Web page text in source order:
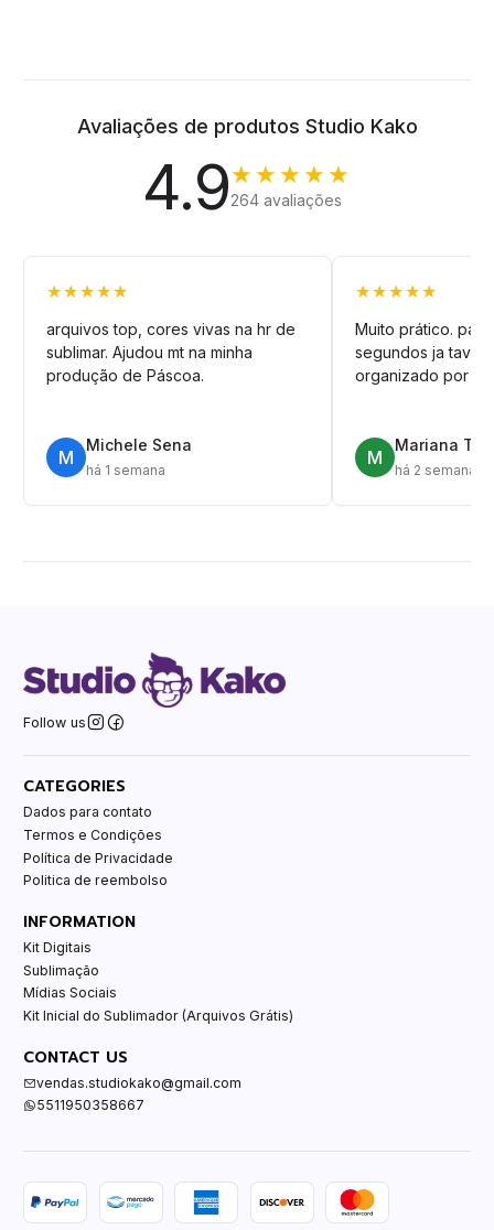
Avaliações de produtos Studio Kako
4.9★★★★★
264 avaliações
★★★★★
arquivos top, cores vivas na hr de
sublimar. Ajudou mt na minha
produção de Páscoa.
M
Michele Sena
há 1 semana
★★★★★
Muito prático.
segundos ja tava
organizado por
M
Mariana T.
há 2 semanas
Follow us
CATEGORIES
Dados para contato
Termos e Condições
Política de Privacidade
Politica de reembolso
INFORMATION
Kit Digitais
Sublimação
Mídias Sociais
Kit Inicial do Sublimador (Arquivos Grátis)
CONTACT US
vendas.studiokako@gmail.com
5511950358667